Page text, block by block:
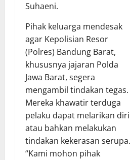
Suhaeni.
Pihak keluarga mendesak
agar Kepolisian Resor
(Polres) Bandung Barat,
khususnya jajaran Polda
Jawa Barat, segera
mengambil tindakan tegas.
Mereka khawatir terduga
pelaku dapat melarikan diri
atau bahkan melakukan
tindakan kekerasan serupa.
“Kami mohon pihak